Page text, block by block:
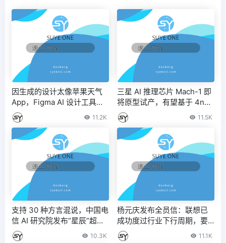
因生成的设计太像苹果天气
App，Figma AI 设计工具被
迫下线 – IT之家
11.2K
三星 AI 推理芯片 Mach-1 即
将原型试产，有望基于 4nm
工艺
11.5K
支持 30 种方言混说，中国电
信 AI 研究院发布“星辰”超多
方言语音识别大模型
10.3K
杨元庆发布全员信：联想已
成功度过行业下行周期，要
把握混合式 AI 机遇 – IT之家
11.1K